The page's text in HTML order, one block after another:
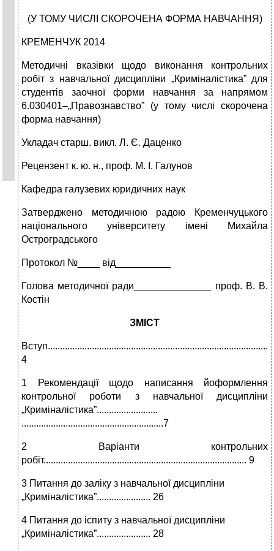
(У ТОМУ ЧИСЛІ СКОРОЧЕНА ФОРМА НАВЧАННЯ)
КРЕМЕНЧУК 2014
Методичні вказівки щодо виконання контрольних
робіт з навчальної дисципліни „Криміналістика” для
студентів заочної форми навчання за напрямом
6.030401–„Правознавство” (у тому числі скорочена
форма навчання)
Укладач старш. викл. Л. Є. Даценко
Рецензент к. ю. н., проф. М. І. Галунов
Кафедра галузевих юридичних наук
Затверджено методичною радою Кременчуцького
національного університету імені Михайла
Остроградського
Протокол №____ від__________
Голова методичної ради______________ проф. В. В.
Костін
ЗМІСТ
4
1 Рекомендації щодо написання йоформлення
контрольної роботи з навчальної дисципліни
„Криміналістика”.........................
..........................................................7
2 Варіанти контрольних
робіт................................................................................... 9
3 Питання до заліку з навчальної дисципліни
„Криміналістика”...................... 26
4 Питання до іспиту з навчальної дисципліни
„Криміналістика”...................... 28